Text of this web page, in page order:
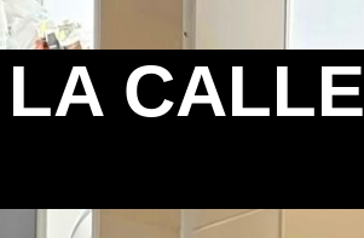
CALLE